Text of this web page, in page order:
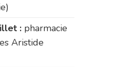
: pharmacie
Aristide